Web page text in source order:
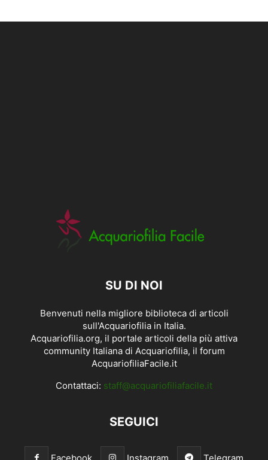
SU DI NOI
Benvenuti nella migliore biblioteca di articoli
sull'Acquariofilia in Italia.
Acquariofilia.org, il portale articoli della più attiva
community Italiana di Acquariofilia, il forum
AcquariofiliaFacile.it
Contattaci: staff@acquariofiliafacile.it
SEGUICI
Facebook Instagram Telegram